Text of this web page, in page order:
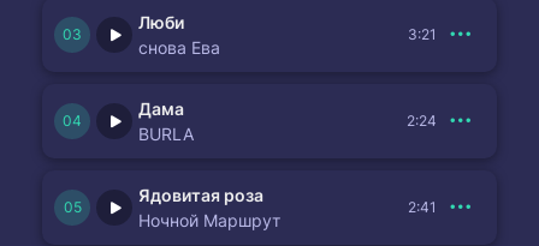
Люби
снова Ева
3:21
Дама
BURLA
2:24
Ядовитая роза
Ночной Маршрут
2:41